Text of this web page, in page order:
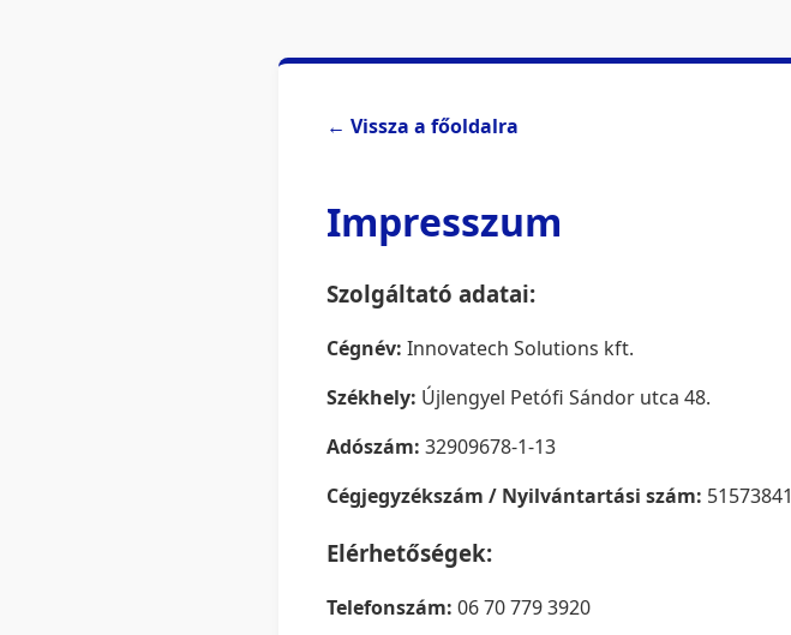
← Vissza a főoldalra
Impresszum
Szolgáltató adatai:
Cégnév: Innovatech Solutions kft.
Székhely: Újlengyel Petófi Sándor utca 48.
Adószám: 32909678-1-13
Cégjegyzékszám / Nyilvántartási szám: 51573841
Elérhetőségek:
Telefonszám: 06 70 779 3920